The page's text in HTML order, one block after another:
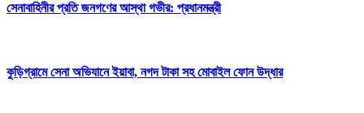
সেনাবাহিনীর প্রতি জনগণের আস্থা গভীর: প্রধানমন্ত্রী
কুড়িগ্রামে সেনা অভিযানে ইয়াবা, নগদ টাকা সহ মোবাইল ফোন উদ্ধার